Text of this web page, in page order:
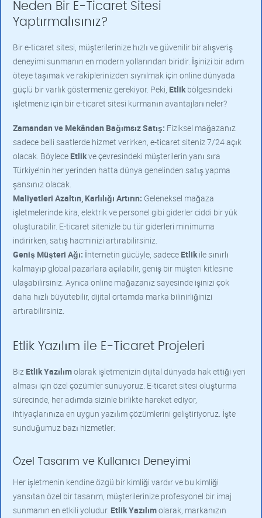
Neden Bir E-Ticaret Sitesi
Yaptırmalısınız?
Bir e-ticaret sitesi, müşterilerinize hızlı ve güvenilir bir alışveriş
deneyimi sunmanın en modern yollarından biridir. İşinizi bir adım
öteye taşımak ve rakiplerinizden sıyrılmak için online dünyada
güçlü bir varlık göstermeniz gerekiyor. Peki, Etlikbölgesindeki
işletmeniz için bir e-ticaret sitesi kurmanın avantajları neler?
Zamandan ve Mekândan Bağımsız Satış: Fiziksel mağazanız
sadece belli saatlerde hizmet verirken, e-ticaret siteniz 7/24 açık
olacak. Böylece Etlikve çevresindeki müşterilerin yanı sıra
Türkiye’nin her yerinden hatta dünya genelinden satış yapma
şansınız olacak.
Maliyetleri Azaltın, Karlılığı Artırın: Geleneksel mağaza
işletmelerinde kira, elektrik ve personel gibi giderler ciddi bir yük
oluşturabilir. E-ticaret sitenizle bu tür giderleri minimuma
indirirken, satış hacminizi artırabilirsiniz.
Geniş Müşteri Ağı: İnternetin gücüyle, sadece Etlikile sınırlı
kalmayıp global pazarlara açılabilir, geniş bir müşteri kitlesine
ulaşabilirsiniz. Ayrıca online mağazanız sayesinde işinizi çok
daha hızlı büyütebilir, dijital ortamda marka bilinirliğinizi
artırabilirsiniz.
Etlik Yazılım ile E-Ticaret Projeleri
Biz Etlik Yazılımolarak işletmenizin dijital dünyada hak ettiği yeri
alması için özel çözümler sunuyoruz. E-ticaret sitesi oluşturma
sürecinde, her adımda sizinle birlikte hareket ediyor,
ihtiyaçlarınıza en uygun yazılım çözümlerini geliştiriyoruz. İşte
sunduğumuz bazı hizmetler:
Özel Tasarım ve Kullanıcı Deneyimi
Her işletmenin kendine özgü bir kimliği vardır ve bu kimliği
yansıtan özel bir tasarım, müşterilerinize profesyonel bir imaj
sunmanın en etkili yoludur. Etlik Yazılımolarak, markanızın